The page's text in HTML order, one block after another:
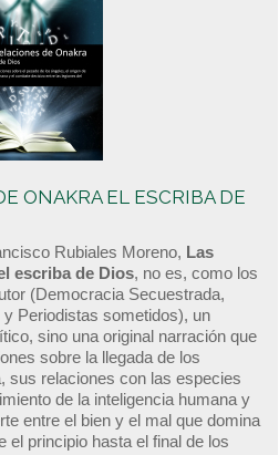
ONAKRA EL ESCRIBA DE
Rubiales Moreno, Las
escriba de Dios, no es, como los
(Democracia Secuestrada,
Periodistas sometidos), un
sino una original narración que
sobre la llegada de los
sus relaciones con las especies
de la inteligencia humana y
entre el bien y el mal que domina
el principio hasta el final de los